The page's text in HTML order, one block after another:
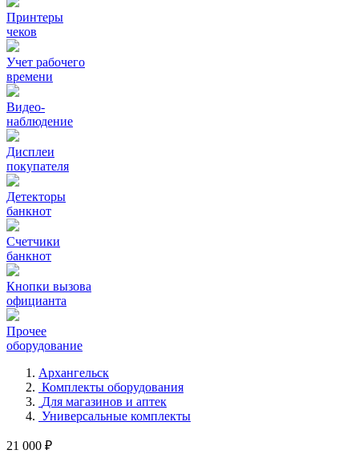
Принтеры
чеков
Учет рабочего
времени
Видео‑
наблюдение
Дисплеи
покупателя
Детекторы
банкнот
Счетчики
банкнот
Кнопки вызова
официанта
Прочее
оборудование
Архангельск
Комплекты оборудования
Для магазинов и аптек
Универсальные комплекты
21 000 ₽